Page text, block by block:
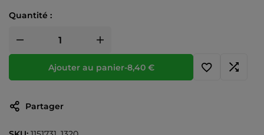
Quantité :
Ajouter au panier-8,40 €
Partager